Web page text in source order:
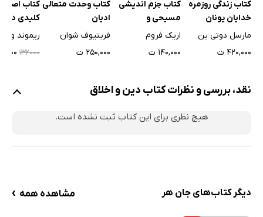
کتاب زندگی روزمره
خدایان یونان
باستان
مارسل دوتی ین
۴۲۰,۰۰۰ ت
کتاب جزم اندیشی
مسیحی و
جستارهایی در
و فرهنگ
اریک فروم
۱۴۰,۰۰۰ ت
کتاب وحدت متعالی
ادیان
فریتیوف شوان
۲۵۰,۰۰۰ ت
کتاب
کلیدی در
دین
ریموند ون
۱۳۲۰۰۰
نقد، بررسی و نظرات کتاب دین و اخلاق
هیچ نظری برای این کتاب ثبت نشده است.
دیگر کتاب‌های جان هر مشاهده همه ›